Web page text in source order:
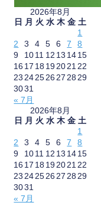
2026年8月
日
月 火 水 木 金 土
« 7月
1
2
3 4 5 6 7
8
9
1011 12 13 1415
16 17 18 192021 22
23 242526 27 28 29
3031
2026年8月
日
月 火 水 木 金 土
« 7月
1
2
3 4 5 6 7
8
9
1011 12 13 1415
16 17 18 192021 22
23 242526 27 28 29
3031